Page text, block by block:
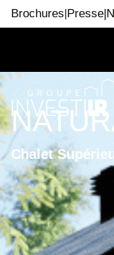
Brochures Presse|
Chalet